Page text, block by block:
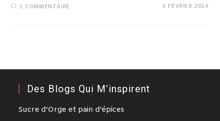
1 COMMENTAIRE 6 FÉVRIER 2014
Des Blogs Qui M’inspirent
Sucre d'Orge et pain d'épices